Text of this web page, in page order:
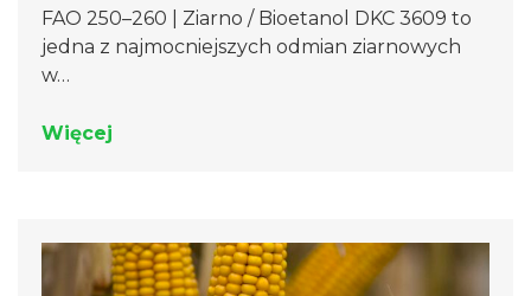
FAO 250–260 | Ziarno / Bioetanol DKC 3609 to
jedna z najmocniejszych odmian ziarnowych
w…
Więcej